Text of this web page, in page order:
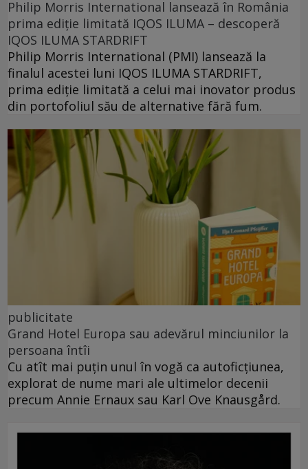
Philip Morris International lansează în România
prima ediție limitată IQOS ILUMA – descoperă
IQOS ILUMA STARDRIFT
Philip Morris International (PMI) lansează la
finalul acestei luni IQOS ILUMA STARDRIFT,
prima ediție limitată a celui mai inovator produs
din portofoliul său de alternative fără fum.
publicitate
Grand Hotel Europa sau adevărul minciunilor la
persoana întîi
Cu atît mai puțin unul în vogă ca autoficțiunea,
explorat de nume mari ale ultimelor decenii
precum Annie Ernaux sau Karl Ove Knausgård.